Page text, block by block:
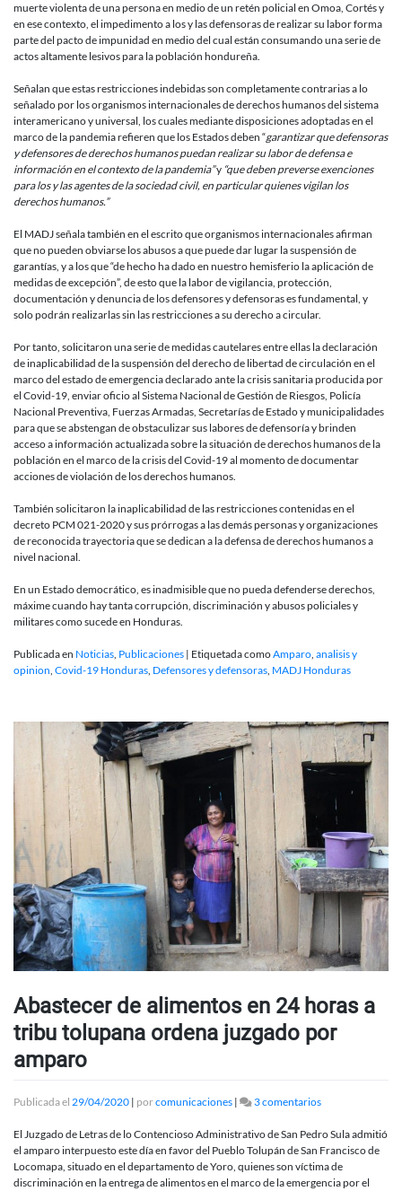
muerte violenta de una persona en medio de un retén policial en Omoa, Cortés y
en ese contexto, el impedimento a los y las defensoras de realizar su labor forma
parte del pacto de impunidad en medio del cual están consumando una serie de
actos altamente lesivos para la población hondureña.
Señalan que estas restricciones indebidas son completamente contrarias a lo
señalado por los organismos internacionales de derechos humanos del sistema
interamericano y universal, los cuales mediante disposiciones adoptadas en el
marco de la pandemia refieren que los Estados deben “garantizar que defensoras
y defensores de derechos humanos puedan realizar su labor de defensa e
información en el contexto de la pandemia”y “que deben preverse exenciones
para los y las agentes de la sociedad civil, en particular quienes vigilan los
derechos humanos.”
El MADJ señala también en el escrito que organismos internacionales afirman
que no pueden obviarse los abusos a que puede dar lugar la suspensión de
garantías, y a los que “de hecho ha dado en nuestro hemisferio la aplicación de
medidas de excepción”, de esto que la labor de vigilancia, protección,
documentación y denuncia de los defensores y defensoras es fundamental, y
solo podrán realizarlas sin las restricciones a su derecho a circular.
Por tanto, solicitaron una serie de medidas cautelares entre ellas la declaración
de inaplicabilidad de la suspensión del derecho de libertad de circulación en el
marco del estado de emergencia declarado ante la crisis sanitaria producida por
el Covid-19, enviar oficio al Sistema Nacional de Gestión de Riesgos, Policía
Nacional Preventiva, Fuerzas Armadas, Secretarías de Estado y municipalidades
para que se abstengan de obstaculizar sus labores de defensoría y brinden
acceso a información actualizada sobre la situación de derechos humanos de la
población en el marco de la crisis del Covid-19 al momento de documentar
acciones de violación de los derechos humanos.
También solicitaron la inaplicabilidad de las restricciones contenidas en el
decreto PCM 021-2020 y sus prórrogas a las demás personas y organizaciones
de reconocida trayectoria que se dedican a la defensa de derechos humanos a
nivel nacional.
En un Estado democrático, es inadmisible que no pueda defenderse derechos,
máxime cuando hay tanta corrupción, discriminación y abusos policiales y
militares como sucede en Honduras.
Publicada en Noticias Publicaciones | Etiquetada comoAmparo analisis y
opinion Covid-19 Honduras Defensores y defensoras MADJ Honduras
Abastecer de alimentos en 24 horas a
tribu tolupana ordena juzgado por
amparo
Publicada el 29/04/2020 | porcomunicaciones | 3 comentariosen
de
alimentos
en
24
El Juzgado de Letras de lo Contencioso Administrativo de San Pedro Sula admitió
el amparo interpuesto este día en favor del Pueblo Tolupán de San Francisco de
Locomapa, situado en el departamento de Yoro, quienes son víctima de
discriminación en la entrega de alimentos en el marco de la emergencia por el